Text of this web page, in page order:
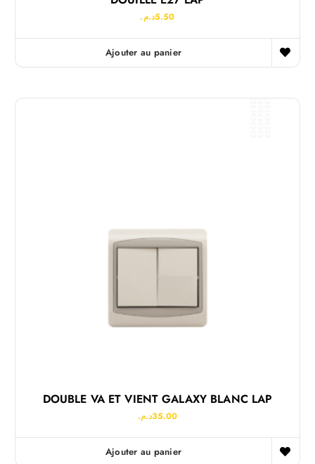
5.50د.م.
Ajouter au panier
DOUBLE VA ET VIENT GALAXY BLANC LAP
35.00د.م.
Ajouter au panier